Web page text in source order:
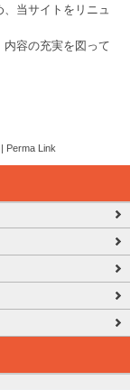
当サイトをリニュ
容の充実を図って
| Perma Link